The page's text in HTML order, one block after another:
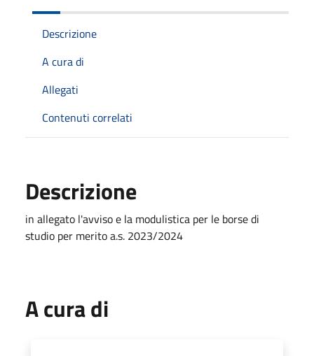
Descrizione
A cura di
Allegati
Contenuti correlati
Descrizione
in allegato l'avviso e la modulistica per le borse di
studio per merito a.s. 2023/2024
A cura di